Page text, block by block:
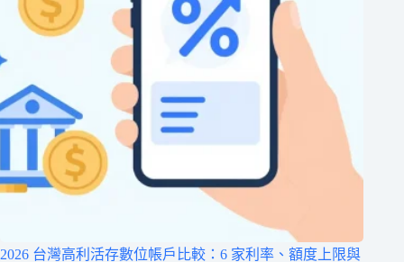
2026 台灣高利活存數位帳戶比較：6 家利率、額度上限與